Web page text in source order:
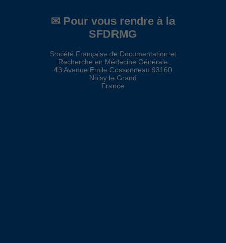
✉ Pour vous rendre à la
SFDRMG
Société Française de Documentation et
Recherche en Médecine Générale
43 Avenue Emile Cossonneau 93160
Noisy le Grand
France